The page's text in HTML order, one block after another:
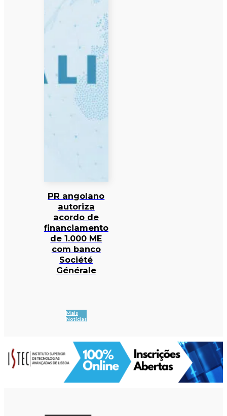
PR angolano
autoriza
acordo de
financiamento
de 1.000 ME
com banco
Société
Générale
Mais
Notícias